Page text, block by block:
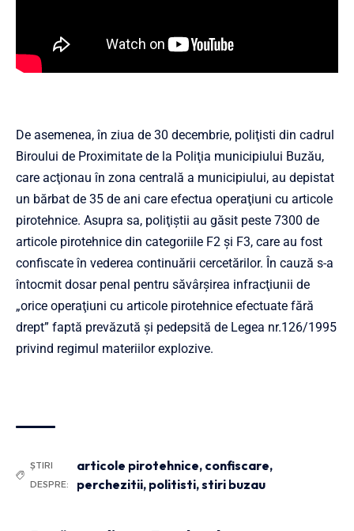
De asemenea, în ziua de 30 decembrie, poliţisti din cadrul
Biroului de Proximitate de la Poliţia municipiului Buzău,
care acţionau în zona centrală a municipiului, au depistat
un bărbat de 35 de ani care efectua operaţiuni cu articole
pirotehnice. Asupra sa, poliţiştii au găsit peste 7300 de
articole pirotehnice din categoriile F2 şi F3, care au fost
confiscate în vederea continuării cercetărilor. În cauză s-a
întocmit dosar penal pentru săvârşirea infracţiunii de
„orice operaţiuni cu articole pirotehnice efectuate fără
drept” faptă prevăzută şi pedepsită de Legea nr.126/1995
privind regimul materiilor explozive.
ȘTIRI
DESPRE:
articole pirotehnice, confiscare,
perchezitii, politisti,stiri buzau